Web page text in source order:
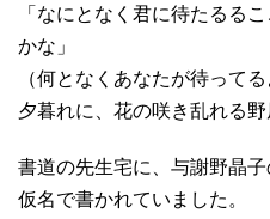
「なにとなく君に待たるる
かな」
（何となくあなたが待って
夕暮れに、花の咲き乱れる野
書道の先生宅に、与謝野晶
仮名で書かれていました。